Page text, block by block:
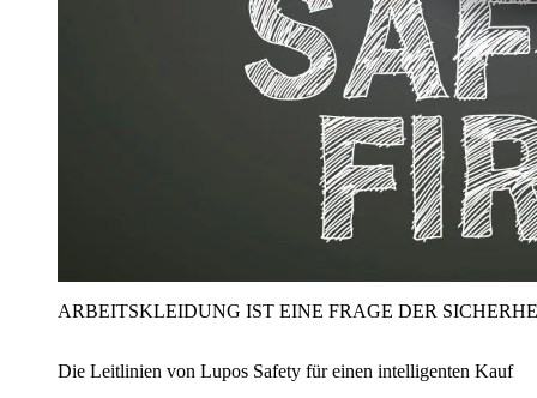
ARBEITSKLEIDUNG IST EINE FRAGE DER
Die Leitlinien von Lupos Safety für einen intelligenten Kauf